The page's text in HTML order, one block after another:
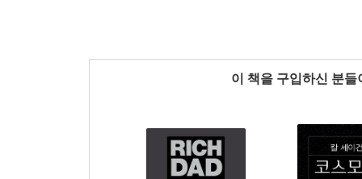
이 책을 구입하신 분